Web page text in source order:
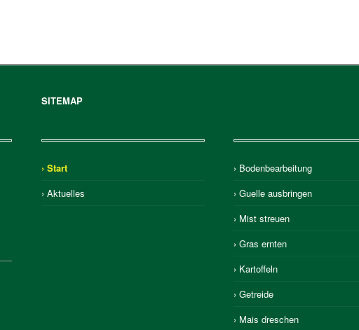
SITEMAP
› Start
› Aktuelles
› Bodenbearbeitung
› Guelle ausbringen
› Mist streuen
› Gras ernten
› Kartoffeln
› Getreide
› Mais dreschen